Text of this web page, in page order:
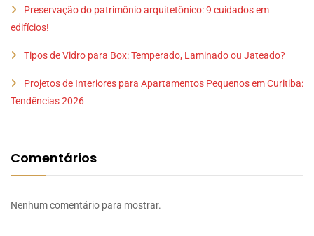
Preservação do patrimônio arquitetônico: 9 cuidados em
edifícios!
Tipos de Vidro para Box: Temperado, Laminado ou Jateado?
Projetos de Interiores para Apartamentos Pequenos em Curitiba:
Tendências 2026
Comentários
Nenhum comentário para mostrar.